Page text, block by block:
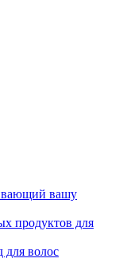
вашу
продуктов для
для волос